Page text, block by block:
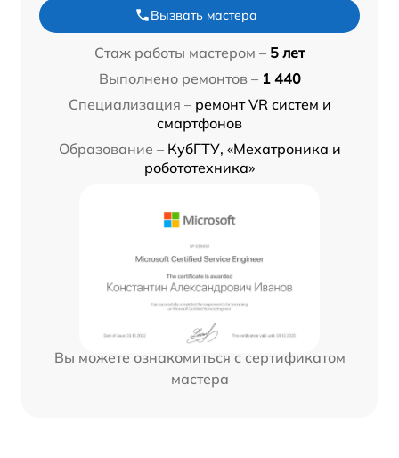
Вызвать мастера
Стаж работы мастером – 5 лет
Выполнено ремонтов – 1 440
Специализация – ремонт VR систем и
смартфонов
Образование – КубГТУ, «Мехатроника и
робототехника»
Вы можете ознакомиться с сертификатом
мастера